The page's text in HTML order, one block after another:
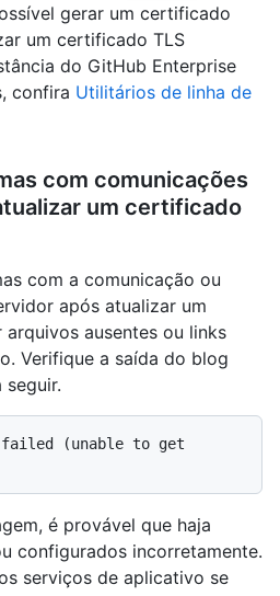
gerar um certificado
um certificado TLS
do GitHub Enterprise
confira Utilitários de linha de
com comunicações
um certificado
com a comunicação ou
após atualizar um
ausentes ou links
Verifique a saída do blog
seguir.
é provável que haja
configurados incorretamente.
serviços de aplicativo se